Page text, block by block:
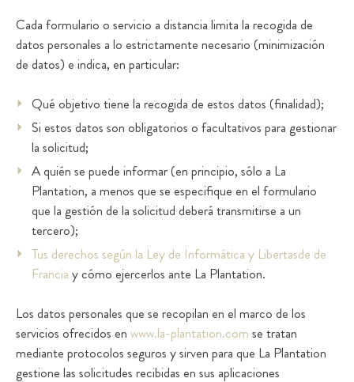
Cada formulario o servicio a distancia limita la recogida de
datos personales a lo estrictamente necesario (minimización
de datos) e indica, en particular:
Qué objetivo tiene la recogida de estos datos (finalidad);
Si estos datos son obligatorios o facultativos para gestionar
la solicitud;
A quién se puede informar (en principio, sólo a La
Plantation, a menos que se especifique en el formulario
que la gestión de la solicitud deberá transmitirse a un
tercero);
Tus derechos según la Ley de Informática y Libertasde de
Francia y cómo ejercerlos ante La Plantation.
Los datos personales que se recopilan en el marco de los
servicios ofrecidos en www.la-plantation.com se tratan
mediante protocolos seguros y sirven para que La Plantation
gestione las solicitudes recibidas en sus aplicaciones